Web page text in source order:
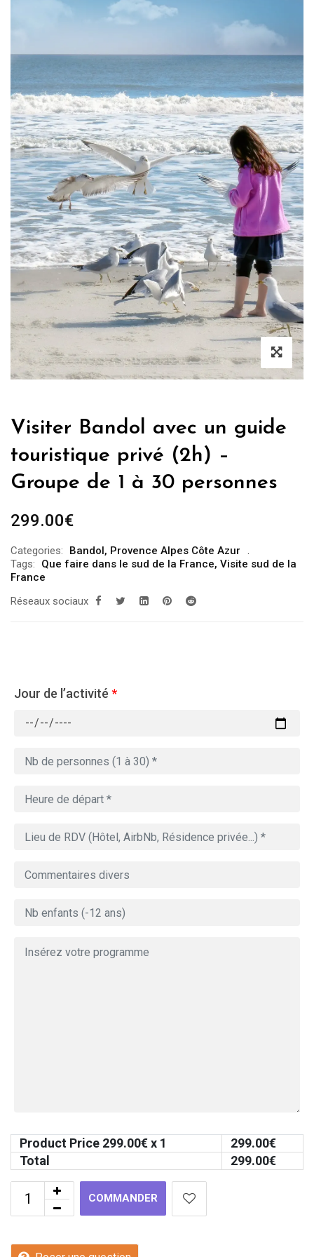
Visiter Bandol avec un guide
touristique privé (2h) –
Groupe de 1 à 30 personnes
299.00€
Categories: Bandol, Provence Alpes Côte Azur
Tags:
Que faire dans le sud de la France, Visite sud de la
France
Réseaux sociaux
Jour de l’activité *
Product Price 299.00€ x 1 299.00€
Total
299.00€
COMMANDER